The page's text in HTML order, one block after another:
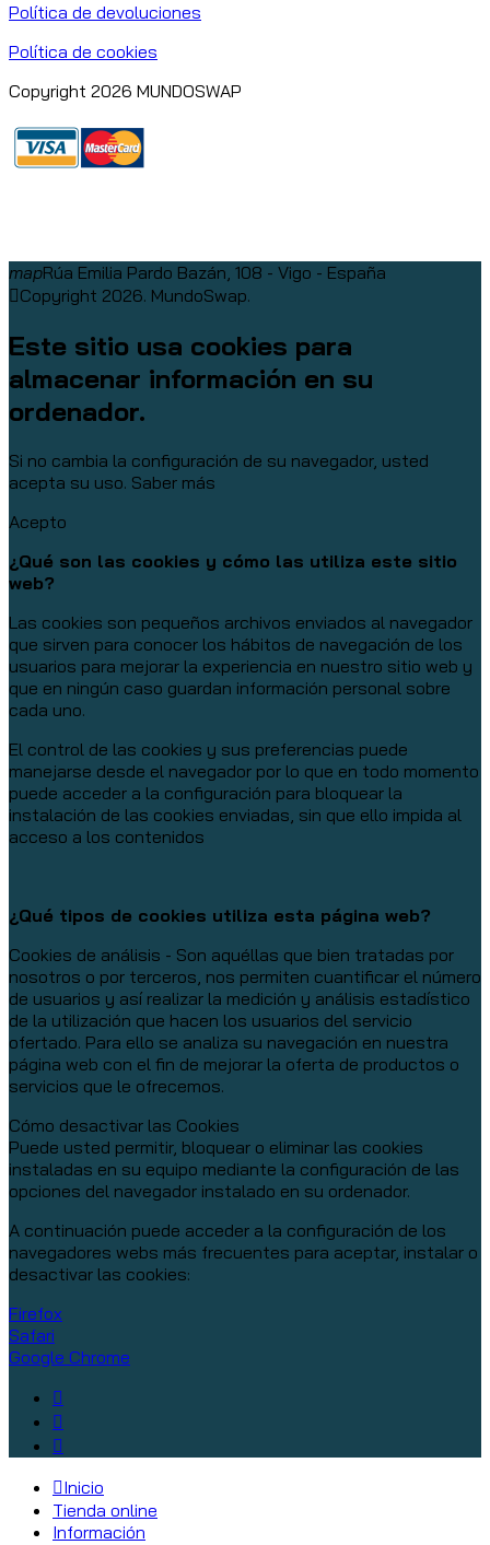
Política de devoluciones
Política de cookies
Copyright 2026 MUNDOSWAP
mapRúa Emilia Pardo Bazán, 108 - Vigo - España
Copyright 2026. MundoSwap.
Este sitio usa cookies para
almacenar información en su
ordenador.
Si no cambia la configuración de su navegador, usted
acepta su uso. Saber más
Acepto
¿Qué son las cookies y cómo las utiliza este sitio
web?
Las cookies son pequeños archivos enviados al navegador
que sirven para conocer los hábitos de navegación de los
usuarios para mejorar la experiencia en nuestro sitio web y
que en ningún caso guardan información personal sobre
cada uno.
El control de las cookies y sus preferencias puede
manejarse desde el navegador por lo que en todo momento
puede acceder a la configuración para bloquear la
instalación de las cookies enviadas, sin que ello impida al
acceso a los contenidos
¿Qué tipos de cookies utiliza esta página web?
Cookies de análisis - Son aquéllas que bien tratadas por
nosotros o por terceros, nos permiten cuantificar el número
de usuarios y así realizar la medición y análisis estadístico
de la utilización que hacen los usuarios del servicio
ofertado. Para ello se analiza su navegación en nuestra
página web con el fin de mejorar la oferta de productos o
servicios que le ofrecemos.
Cómo desactivar las Cookies
Puede usted permitir, bloquear o eliminar las cookies
instaladas en su equipo mediante la configuración de las
opciones del navegador instalado en su ordenador.
A continuación puede acceder a la configuración de los
navegadores webs más frecuentes para aceptar, instalar o
desactivar las cookies:
Firefox
Safari
Google Chrome
Inicio
Tienda online
Información